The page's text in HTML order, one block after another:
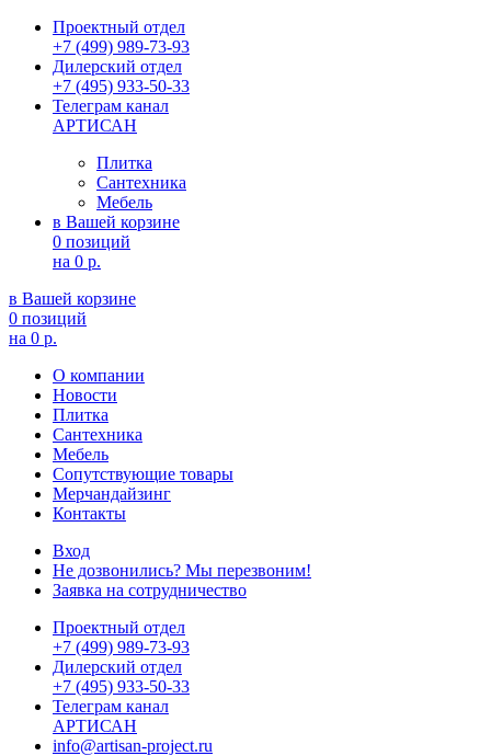
Проектный отдел
+7 (499) 989-73-93
Дилерский отдел
+7 (495) 933-50-33
Телеграм канал
АРТИСАН
Плитка
Сантехника
Мебель
в Вашей корзине
0 позиций
на 0 р.
в Вашей корзине
0 позиций
на 0 р.
О компании
Новости
Плитка
Сантехника
Мебель
Сопутствующие товары
Мерчандайзинг
Контакты
Вход
Не дозвонились? Мы перезвоним!
Заявка на сотрудничество
Проектный отдел
+7 (499) 989-73-93
Дилерский отдел
+7 (495) 933-50-33
Телеграм канал
АРТИСАН
info@artisan-project.ru